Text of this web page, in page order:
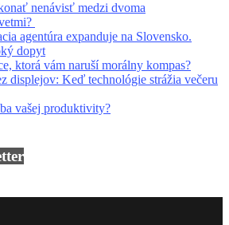
nenávisť medzi dvoma
agentúra expanduje na Slovensko.
dopyt
ktorá vám naruší morálny kompas?
displejov: Keď technológie strážia večeru
vašej produktivity?